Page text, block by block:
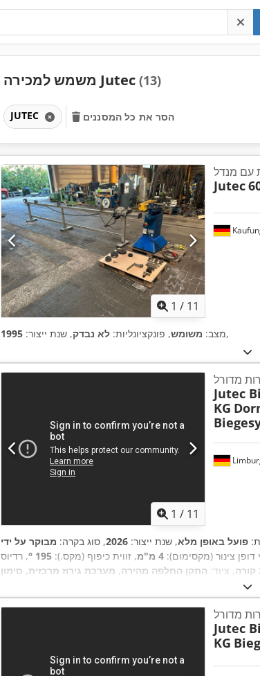
משמש למכירה Jutec (13)
JUTEC הסר את כל המסננים
1 / 11
עם מנדל
Jutec
מצב: משומש, פונקציונליות: לא נבדק, שנת ייצור: 1995 ,
1 / 11
מדורל
Jutec
KG
פועל באופן מלא, שנת ייצור: 2026, סוג בקרה:
דופן צינור (מקסימום): 4 מ"מ , זווית כיפוף (מקס.): 195 °
, רדיוס
, ציוד: התקן החלפה מהירה, מערכת גירוז מרכזית, סימון CE, עצירת
מדורל
Jutec
KG